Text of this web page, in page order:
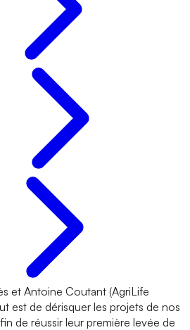
et Antoine Coutant (AgriLife
est de dérisquer les projets de nos
de réussir leur première levée de